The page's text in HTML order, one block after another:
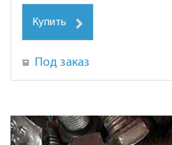
Купить
Под заказ